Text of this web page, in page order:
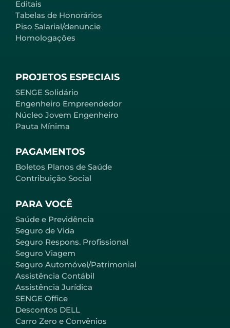
PARA VOCÊ
Saúde e Previdência
Seguro de Vida
Seguro Respons. Profissional
Seguro Viagem
Seguro Automóvel/Patrimonial
Assistência Contábil
Assistência Jurídica
SENGE Office
Descontos DELL
Carro Zero e Convênios
Editais
Tabelas de Honorários
Piso Salarial/denuncie
Homologações
PROJETOS ESPECIAIS
SENGE Solidário
Engenheiro Empreendedor
Núcleo Jovem Engenheiro
Pauta Mínima
PAGAMENTOS
Boletos Planos de Saúde
Contribuição Social